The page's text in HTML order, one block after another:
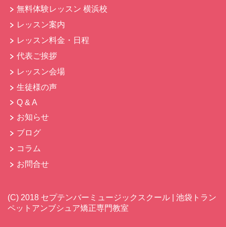
無料体験レッスン 横浜校
レッスン案内
レッスン料金・日程
代表ご挨拶
レッスン会場
生徒様の声
Q & A
お知らせ
ブログ
コラム
お問合せ
(C) 2018 セプテンバーミュージックスクール | 池袋トラン
ペットアンブシュア矯正専門教室